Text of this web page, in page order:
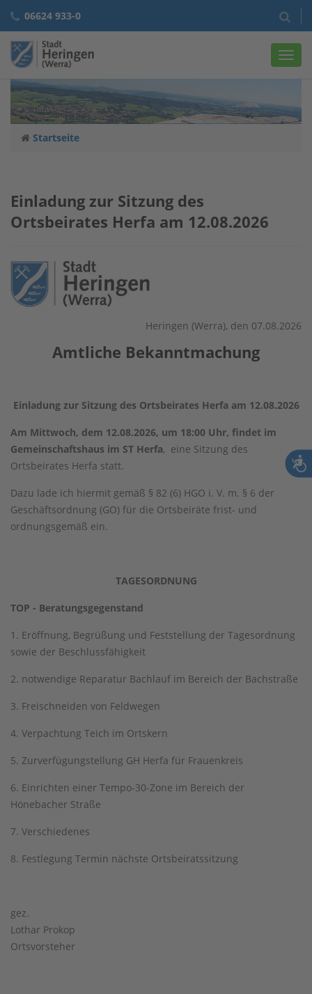
06624 933-0
Startseite
Einladung zur Sitzung des
Ortsbeirates Herfa am 12.08.2026
Heringen (Werra), den 07.08.2026
Amtliche Bekanntmachung
Einladung zur Sitzung des Ortsbeirates Herfa am 12.08.2026
Am Mittwoch, dem 12.08.2026, um 18:00 Uhr, findet im
Gemeinschaftshaus im ST Herfa, eine Sitzung des
Ortsbeirates Herfa statt.
Dazu lade ich hiermit gemäß § 82 (6) HGO i. V. m. § 6 der
Geschäftsordnung (GO) für die Ortsbeiräte frist- und
ordnungsgemäß ein.
TAGESORDNUNG
TOP - Beratungsgegenstand
1. Eröffnung, Begrüßung und Feststellung der Tagesordnung
sowie der Beschlussfähigkeit
2. notwendige Reparatur Bachlauf im Bereich der Bachstraße
3. Freischneiden von Feldwegen
4. Verpachtung Teich im Ortskern
5. Zurverfügungstellung GH Herfa für Frauenkreis
6. Einrichten einer Tempo-30-Zone im Bereich der
Hönebacher Straße
7. Verschiedenes
8. Festlegung Termin nächste Ortsbeiratssitzung
gez.
Lothar Prokop
Ortsvorsteher